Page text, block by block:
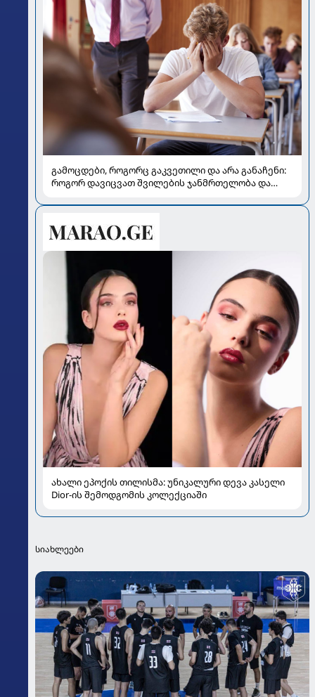
გამოცდები, როგორც გაკვეთილი და არა განაჩენი:
როგორ დავიცვათ შვილების ჯანმრთელობა და
ახალი ეპოქის თილისმა: უნიკალური დევა კასელი
Dior-ის შემოდგომის კოლექციაში
სიახლეები